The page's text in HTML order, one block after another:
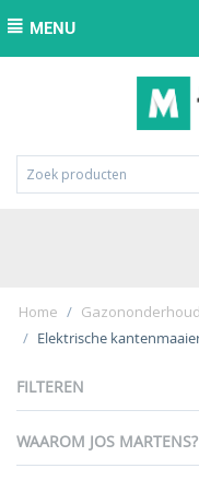
MENU
IN
Home / Gazononderhoud
/ Elektrische
FILTEREN
WAAROM JOS MARTENS?